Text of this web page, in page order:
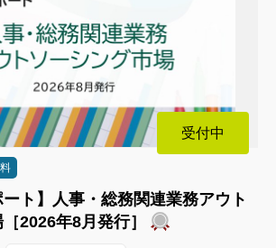
受付中
ート】人事・総務関連業務アウト
2026年8月発行］